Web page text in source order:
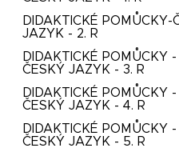
DIDAKTICKÉ POMŮCKY-
JAZYK - 2. R
DIDAKTICKÉ POMŮCKY -
ČESKÝ JAZYK - 3. R
DIDAKTICKÉ POMŮCKY -
ČESKÝ JAZYK - 4. R
DIDAKTICKÉ POMŮCKY -
ČESKÝ JAZYK - 5. R